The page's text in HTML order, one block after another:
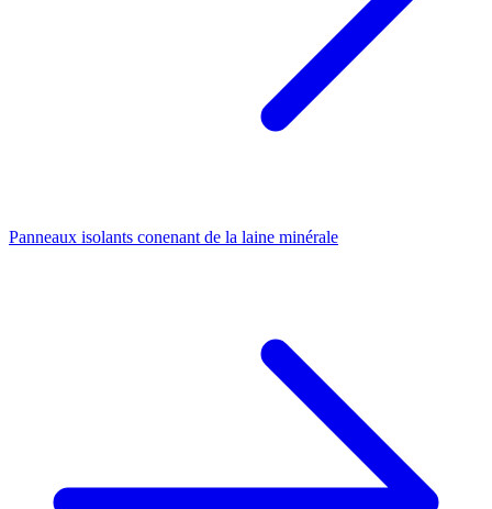
Panneaux isolants conenant de la laine minérale